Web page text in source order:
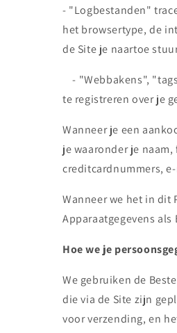
- "Logbestanden"
het browsertype, de
de Site je naartoe
- "Webbakens",
te registreren over je
Wanneer je een
je waaronder je
creditcardnummers,
Wanneer we het in dit
Apparaatgegevens als
Hoe we je
We gebruiken de
die via de Site zijn
voor verzending, en